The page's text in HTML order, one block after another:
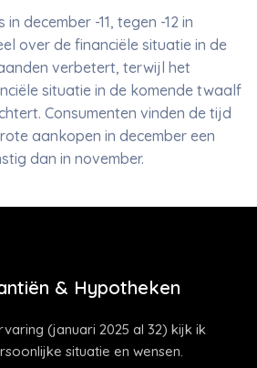
december -11, tegen -12 in
over de financiële situatie in de
verbetert, terwijl het
situatie in de komende twaalf
Consumenten vinden de tijd
aankopen in december een
dan in november.
& Hypotheken
(januari 2025 al 32) kijk ik
situatie en wensen.